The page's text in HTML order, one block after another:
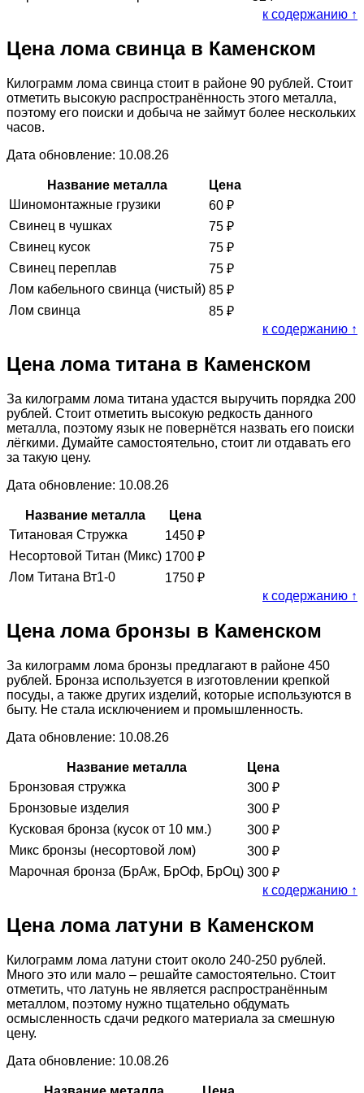
к содержанию ↑
Цена лома свинца в Каменском
Килограмм лома свинца стоит в районе 90 рублей. Стоит
отметить высокую распространённость этого металла,
поэтому его поиски и добыча не займут более нескольких
часов.
Дата обновление: 10.08.26
Название металла
Цена
Шиномонтажные грузики
60 ₽
Свинец в чушках
75 ₽
Свинец кусок
75 ₽
Свинец переплав
75 ₽
Лом кабельного свинца (чистый) 85 ₽
Лом свинца
85 ₽
к содержанию ↑
Цена лома титана в Каменском
За килограмм лома титана удастся выручить порядка 200
рублей. Стоит отметить высокую редкость данного
металла, поэтому язык не повернётся назвать его поиски
лёгкими. Думайте самостоятельно, стоит ли отдавать его
за такую цену.
Дата обновление: 10.08.26
Название металла
Цена
Титановая Стружка
1450 ₽
Несортовой Титан (Микс) 1700 ₽
Лом Титана Вт1-0
1750 ₽
к содержанию ↑
Цена лома бронзы в Каменском
За килограмм лома бронзы предлагают в районе 450
рублей. Бронза используется в изготовлении крепкой
посуды, а также других изделий, которые используются в
быту. Не стала исключением и промышленность.
Дата обновление: 10.08.26
Название металла
Цена
Бронзовая стружка
300 ₽
Бронзовые изделия
300 ₽
Кусковая бронза (кусок от 10 мм.)
300 ₽
Микс бронзы (несортовой лом)
300 ₽
Марочная бронза (БрАж, БрОф, БрОц) 300 ₽
к содержанию ↑
Цена лома латуни в Каменском
Килограмм лома латуни стоит около 240-250 рублей.
Много это или мало – решайте самостоятельно. Стоит
отметить, что латунь не является распространённым
металлом, поэтому нужно тщательно обдумать
осмысленность сдачи редкого материала за смешную
цену.
Дата обновление: 10.08.26